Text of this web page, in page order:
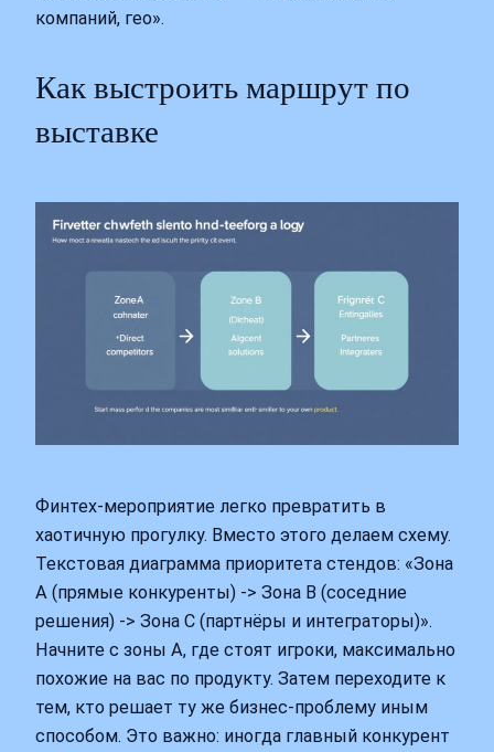
компаний, гео».
Как выстроить маршрут по
выставке
Финтех-мероприятие легко превратить в
хаотичную прогулку. Вместо этого делаем схему.
Текстовая диаграмма приоритета стендов: «Зона
А (прямые конкуренты) -> Зона B (соседние
решения) -> Зона C (партнёры и интеграторы)».
Начните с зоны А, где стоят игроки, максимально
похожие на вас по продукту. Затем переходите к
тем, кто решает ту же бизнес-проблему иным
способом. Это важно: иногда главный конкурент